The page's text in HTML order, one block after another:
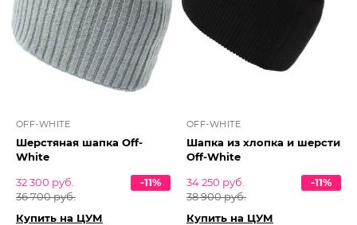
OFF-WHITE
Шерстяная шапка Off-
White
32 300 руб.
36 700 руб.
-11%
Купить на ЦУМ
OFF-WHITE
Шапка из хлопка и шерсти
Off-White
34 250 руб.
38 900 руб.
-11%
Купить на ЦУМ